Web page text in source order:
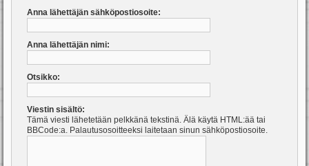
Anna lähettäjän sähköpostiosoite:
Anna lähettäjän nimi:
Otsikko:
Viestin sisältö:
Tämä viesti lähetetään pelkkänä tekstinä. Älä käytä HTML:ää tai
BBCode:a. Palautusosoitteeksi laitetaan sinun sähköpostiosoite.